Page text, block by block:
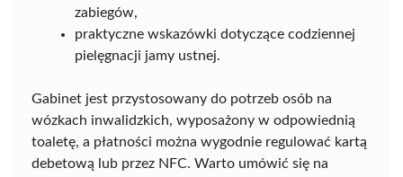
zabiegów,
praktyczne wskazówki dotyczące codziennej
pielęgnacji jamy ustnej.
Gabinet jest przystosowany do potrzeb osób na
wózkach inwalidzkich, wyposażony w odpowiednią
toaletę, a płatności można wygodnie regulować kartą
debetową lub przez NFC. Warto umówić się na